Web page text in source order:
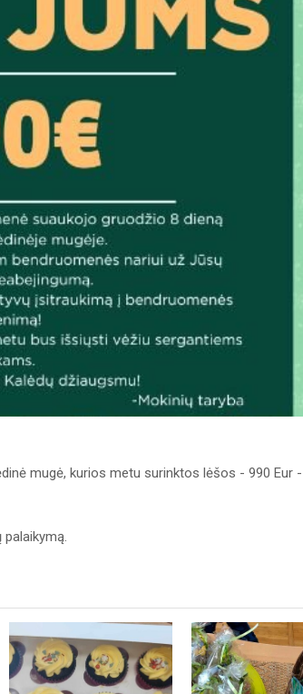
mugė, kurios metu surinktos lėšos - 990 Eur -